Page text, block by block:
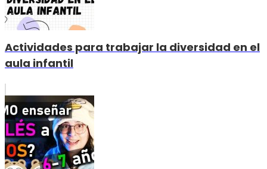
Actividades para trabajar la diversidad en el
aula infantil